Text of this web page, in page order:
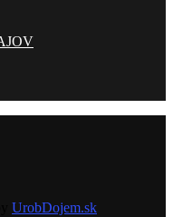
UrobDojem.sk